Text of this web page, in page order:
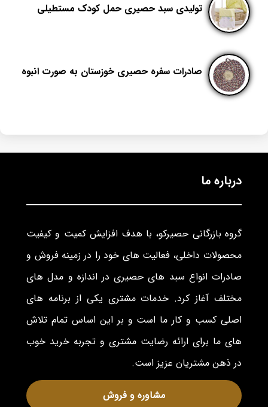
تولیدی سبد حصیری حمل کودک مستطیلی
صادرات سفره حصیری خوزستان به صورت انبوه
درباره ما
گروه بازرگانی حصیرکو، با هدف افزایش کمیت و کیفیت
محصولات داخلی، فعالیت های خود را در زمینه فروش و
صادرات انواع سبد های حصیری در اندازه و مدل های
مختلف آغاز کرد. خدمات مشتری یکی از برنامه های
اصلی کسب و کار ما است و بر این اساس تمام تلاش
های ما برای ارائه رضایت مشتری و تجربه خرید خوب
در ذهن مشتریان عزیز است.
مشاوره و فروش